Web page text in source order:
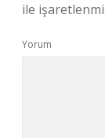
ile
Yorum